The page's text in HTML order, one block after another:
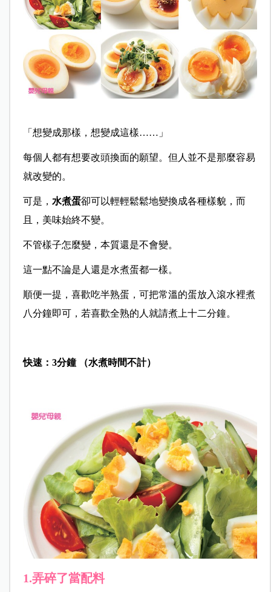
「想變成那樣，想變成這樣……」
每個人都有想要改頭換面的願望。但人並不是那麼容易
就改變的。
可是， 水煮蛋卻可以輕輕鬆鬆地變換成各種樣貌，而
且，美味始終不變。
不管樣子怎麼變，本質還是不會變。
這一點不論是人還是水煮蛋都一樣。
順便一提，喜歡吃半熟蛋，可把常溫的蛋放入滾水裡煮
八分鐘即可，若喜歡全熟的人就請煮上十二分鐘。
快速：3分鐘 （水煮時間不計）
1.弄碎了當配料